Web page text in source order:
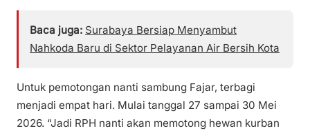
Baca juga: Surabaya Bersiap Menyambut
Nahkoda Baru di Sektor Pelayanan Air Bersih Kota
Untuk pemotongan nanti sambung Fajar, terbagi
menjadi empat hari. Mulai tanggal 27 sampai 30 Mei
2026. “Jadi RPH nanti akan memotong hewan kurban